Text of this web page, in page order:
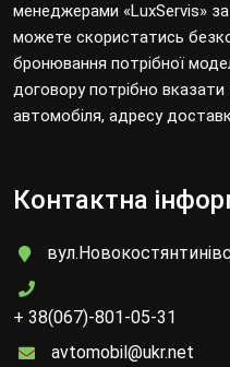
менеджерами «LuxServis»
можете скористатись
бронювання потрібної
договору потрібно
автомобіля, адресу
Контактна
+ 38(067)-801-05-31
avtomobil@ukr.net